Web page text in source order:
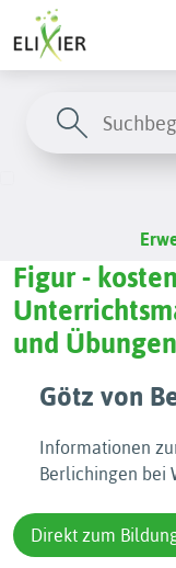
Figur -
und Übungen
Götz von
Informationen
Berlichingen bei
Direkt zum